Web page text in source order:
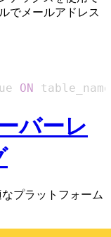
でメールアドレス
ON
バーレ
プラットフォーム